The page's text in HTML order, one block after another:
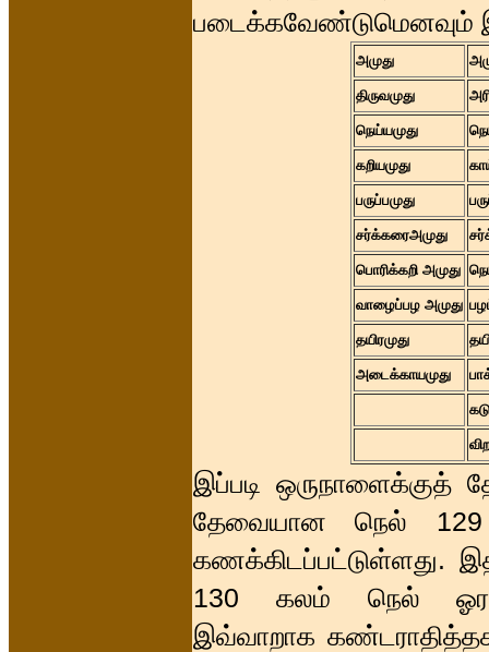
படைக்கவேண்டுமெனவும்
அமுது
திருவமுது
நெய்யமுது
கறியமுது
பருப்பமுது
சர்க்கரைஅமுது
பொரிக்கறி அமுது
வாழைப்பழ அமுது
தயிரமுது
அடைக்காயமுது
இப்படி ஒருநாளைக்குத்
தேவையான நெல்
கணக்கிடப்பட்டுள்ளது.
130 கலம் நெல்
இவ்வாறாக